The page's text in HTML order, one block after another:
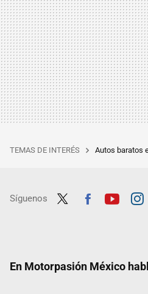
TEMAS DE INTERÉS Autos baratos
Síguenos
En Motorpasión México